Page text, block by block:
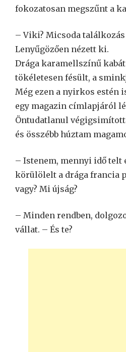
fokozatosan megszűnt a
– Viki? Micsoda
Lenyűgözően nézett ki.
Drága karamellszínű
tökéletesen fésült, a
Még ezen a nyirkos estén
egy magazin címlapjáról
Öntudatlanul
és összébb húztam
– Istenem, mennyi idő telt
körülölelt a drága francia
vagy? Mi újság?
– Minden rendben,
vállat. – És te?